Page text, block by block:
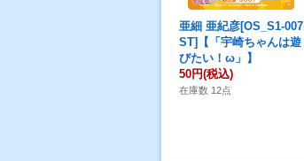
亜細 亜紀彦[OS_S1-007
ST]【「宇崎ちゃんは遊
びたい！ω」】
50円(税込)
在庫数 12点